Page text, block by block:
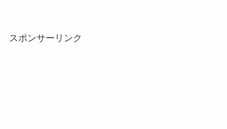
スポンサーリンク